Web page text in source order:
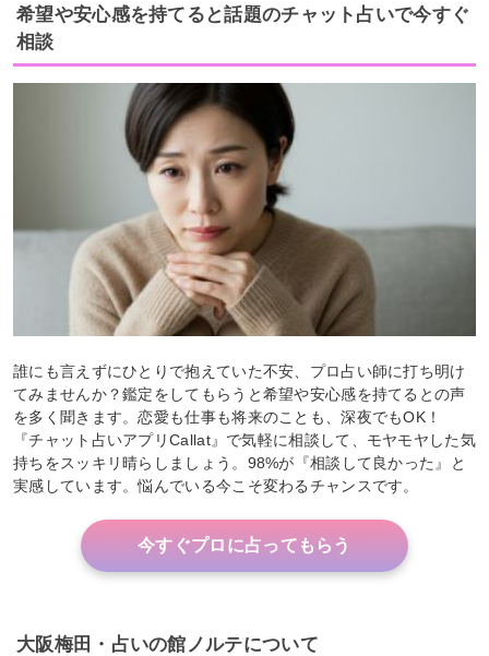
希望や安心感を持てると話題のチャット占いで今すぐ
相談
誰にも言えずにひとりで抱えていた不安、プロ占い師に打ち明け
てみませんか？鑑定をしてもらうと希望や安心感を持てるとの声
を多く聞きます。恋愛も仕事も将来のことも、深夜でもOK！
『チャット占いアプリCallat』で気軽に相談して、モヤモヤした気
持ちをスッキリ晴らしましょう。98%が『相談して良かった』と
実感しています。悩んでいる今こそ変わるチャンスです。
今すぐプロに占ってもらう
大阪梅田・占いの館ノルテについて